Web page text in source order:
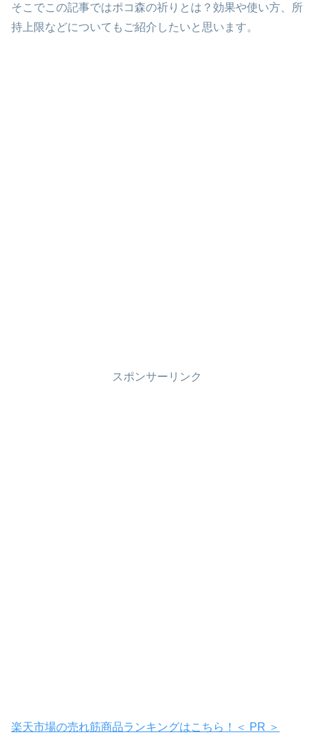
そこでこの記事ではポコ森の祈りとは？効果や使い方、所
持上限などについてもご紹介したいと思います。
スポンサーリンク
楽天市場の売れ筋商品ランキングはこちら！＜ PR ＞